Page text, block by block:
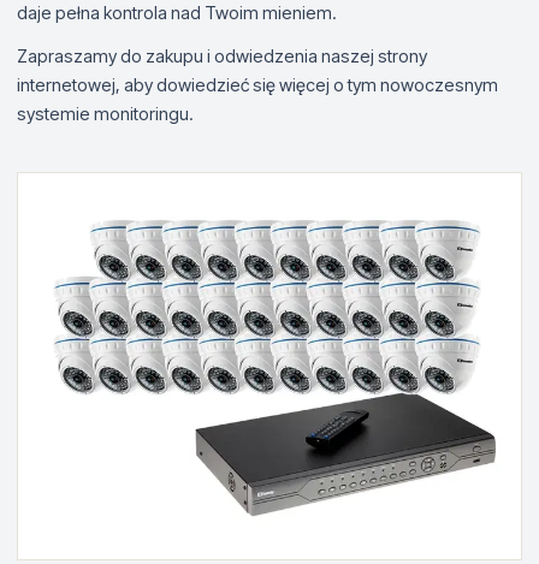
daje pełna kontrola nad Twoim mieniem.
Zapraszamy do zakupu i odwiedzenia naszej strony
internetowej, aby dowiedzieć się więcej o tym nowoczesnym
systemie monitoringu.